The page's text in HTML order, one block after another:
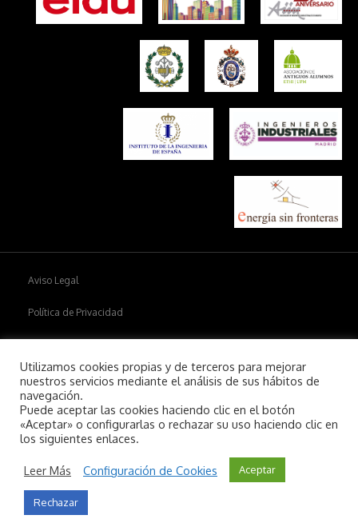
Aviso Legal
Política de Privacidad
Copyright © 2026Aiim.
Utilizamos cookies propias y de terceros para mejorar
nuestros servicios mediante el análisis de sus hábitos de
navegación.
Puede aceptar las cookies haciendo clic en el botón
«Aceptar» o configurarlas o rechazar su uso haciendo clic en
los siguientes enlaces.
Leer Más Configuración de Cookies Aceptar
Rechazar